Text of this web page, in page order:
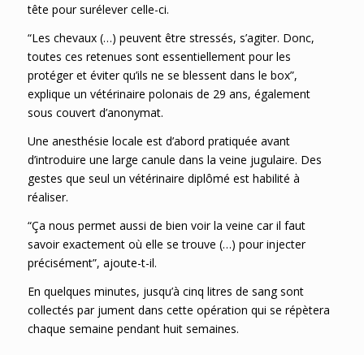
tête pour surélever celle-ci.
“Les chevaux (…) peuvent être stressés, s’agiter. Donc,
toutes ces retenues sont essentiellement pour les
protéger et éviter qu’ils ne se blessent dans le box”,
explique un vétérinaire polonais de 29 ans, également
sous couvert d’anonymat.
Une anesthésie locale est d’abord pratiquée avant
d’introduire une large canule dans la veine jugulaire. Des
gestes que seul un vétérinaire diplômé est habilité à
réaliser.
“Ça nous permet aussi de bien voir la veine car il faut
savoir exactement où elle se trouve (…) pour injecter
précisément”, ajoute-t-il.
En quelques minutes, jusqu’à cinq litres de sang sont
collectés par jument dans cette opération qui se répètera
chaque semaine pendant huit semaines.